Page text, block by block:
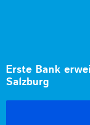
Erste Bank
Salzburg